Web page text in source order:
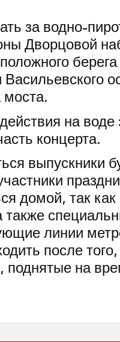
за водно-
Дворцовой
Васильевского
моста.
на
концерта.
выпускники
домой, так
также
линии
после
поднятые на